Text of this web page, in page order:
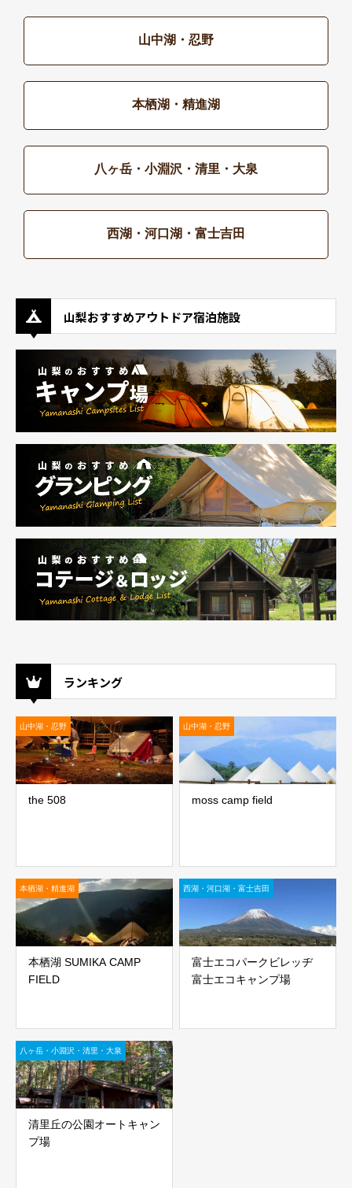
山中湖・忍野
本栖湖・精進湖
八ヶ岳・小淵沢・清里・大泉
西湖・河口湖・富士吉田
山梨おすすめアウトドア宿泊施設
ランキング
山中湖・忍野
the 508
山中湖・忍野
moss camp field
本栖湖・精進湖
本栖湖 SUMIKA CAMP
FIELD
西湖・河口湖・富士吉田
富士エコパークビレッヂ
富士エコキャンプ場
八ヶ岳・小淵沢・清里・大泉
清里丘の公園オートキャン
プ場